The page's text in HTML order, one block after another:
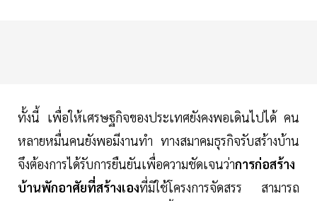
ทั้งนี้ เพื่อให้เศรษฐกิจของประเทศยังคงพอเดินไปได้ คน
หลายหมื่นคนยังพอมีงานทำ ทางสมาคมธุรกิจรับสร้างบ้าน
จึงต้องการได้รับการยืนยันเพื่อความชัดเจนว่าการก่อสร้าง
บ้านพักอาศัยที่สร้างเองที่มิใช้โครงการจัดสรร สามารถ